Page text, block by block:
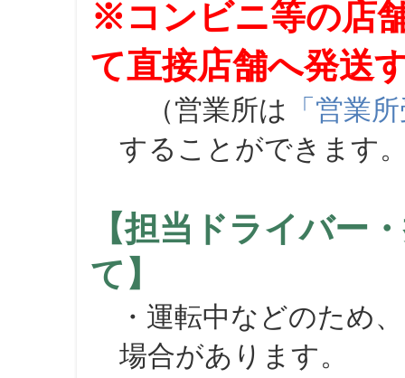
※コンビニ等の店
て直接店舗へ発送
（営業所は 「営業
することができます
【担当ドライバー
て】
・運転中などのため
場合があります。